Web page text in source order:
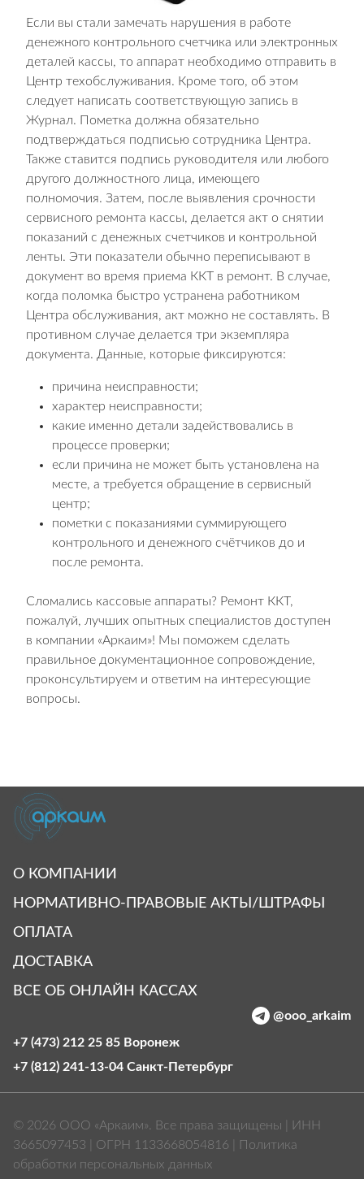
Если вы стали замечать нарушения в работе
денежного контрольного счетчика или электронных
деталей кассы, то аппарат необходимо отправить в
Центр техобслуживания. Кроме того, об этом
следует написать соответствующую запись в
Журнал. Пометка должна обязательно
подтверждаться подписью сотрудника Центра.
Также ставится подпись руководителя или любого
другого должностного лица, имеющего
полномочия. Затем, после выявления срочности
сервисного ремонта кассы, делается акт о снятии
показаний с денежных счетчиков и контрольной
ленты. Эти показатели обычно переписывают в
документ во время приема ККТ в ремонт. В случае,
когда поломка быстро устранена работником
Центра обслуживания, акт можно не составлять. В
противном случае делается три экземпляра
документа. Данные, которые фиксируются:
причина неисправности;
характер неисправности;
какие именно детали задействовались в
процессе проверки;
если причина не может быть установлена на
месте, а требуется обращение в сервисный
центр;
пометки с показаниями суммирующего
контрольного и денежного счётчиков до и
после ремонта.
Сломались кассовые аппараты? Ремонт ККТ,
пожалуй, лучших опытных специалистов доступен
в компании «Аркаим»! Мы поможем сделать
правильное документационное сопровождение,
проконсультируем и ответим на интересующие
вопросы.
О КОМПАНИИ
НОРМАТИВНО-ПРАВОВЫЕ АКТЫ/ШТРАФЫ
ОПЛАТА
ДОСТАВКА
ВСЕ ОБ ОНЛАЙН КАССАХ
@ooo_arkaim
+7 (473) 212 25 85 Воронеж
+7 (812) 241-13-04 Санкт‑Петербург
© 2026 ООО «Аркаим». Все права защищены | ИНН
3665097453 | ОГРН 1133668054816 |
Политика
обработки персональных данных